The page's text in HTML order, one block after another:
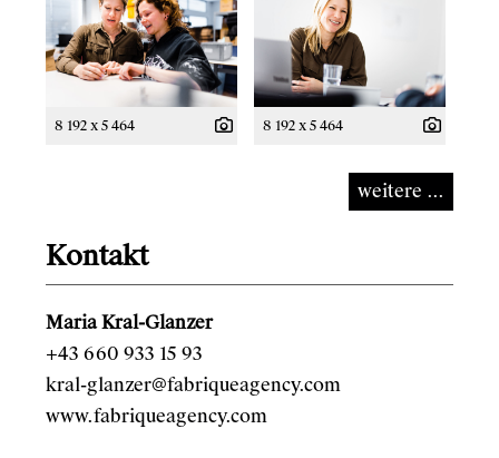
8 192 x 5 464 8 192 x 5 464
weitere ...
Kontakt
Maria Kral-Glanzer
+43 660 933 15 93
kral-glanzer@fabriqueagency.com
www.fabriqueagency.com